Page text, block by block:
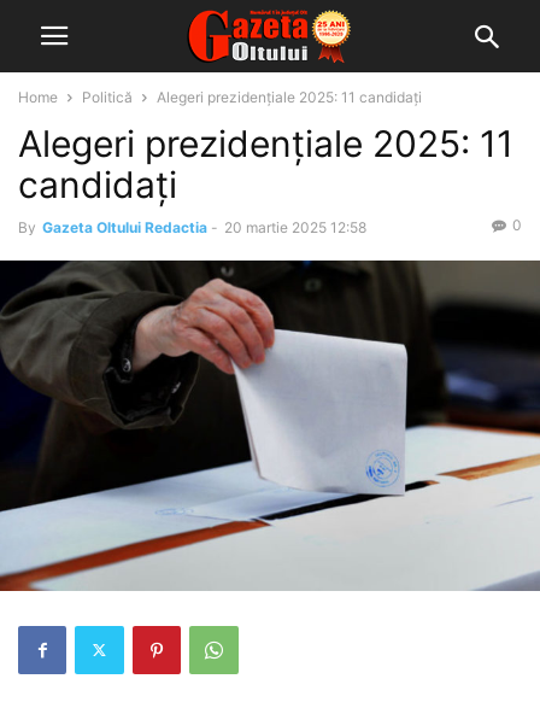
Home Politică Alegeri prezidențiale 2025: 11 candidați
Alegeri prezidențiale 2025: 11
candidați
By Gazeta Oltului Redactia - 20 martie 2025 12:58 0